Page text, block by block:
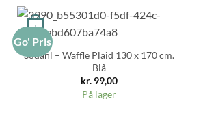
Go' Pris
+
Södahl – Waffle Plaid 130 x 170 cm.
Blå
kr. 99,00
På lager